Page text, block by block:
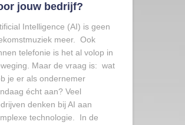
jouw bedrijf?
Intelligence (AI) is geen
meer. Ook
telefonie is het al volop in
Maar de vraag is: wat
je er als ondernemer
écht aan? Veel
denken bij AI aan
technologie. In de